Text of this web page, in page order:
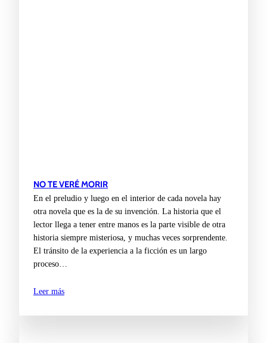
NO TE VERÉ MORIR
En el preludio y luego en el interior de cada novela hay
otra novela que es la de su invención. La historia que el
lector llega a tener entre manos es la parte visible de otra
historia siempre misteriosa, y muchas veces sorprendente.
El tránsito de la experiencia a la ficción es un largo
proceso…
Leer más